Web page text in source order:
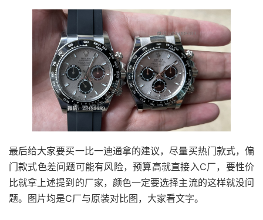
最后给大家要买一比一迪通拿的建议，尽量买热门款式，偏
门款式色差问题可能有风险，预算高就直接入C厂，要性价
比就拿上述提到的厂家，颜色一定要选择主流的这样就没问
题。图片均是C厂与原装对比图，大家看文字。